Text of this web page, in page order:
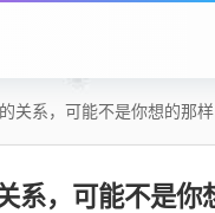
关系，可能不是你想的那样
系，可能不是你